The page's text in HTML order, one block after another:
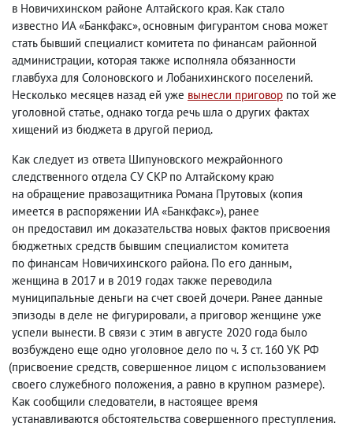
в Новичихинском районе Алтайского края. Как стало
известно ИА «Банкфакс», основным фигурантом снова может
стать бывший специалист комитета по финансам районной
администрации, которая также исполняла обязанности
главбуха для Солоновского и Лобанихинского поселений.
Несколько месяцев назад ей уже вынесли приговор по той же
уголовной статье, однако тогда речь шла о других фактах
хищений из бюджета в другой период.
Как следует из ответа Шипуновского межрайонного
следственного отдела СУ СКР по Алтайскому краю
на обращение правозащитника Романа Прутовых (копия
имеется в распоряжении ИА «Банкфакс»), ранее
он предоставил им доказательства новых фактов присвоения
бюджетных средств бывшим специалистом комитета
по финансам Новичихинского района. По его данным,
женщина в 2017 и в 2019 годах также переводила
муниципальные деньги на счет своей дочери. Ранее данные
эпизоды в деле не фигурировали, а приговор женщине уже
успели вынести. В связи с этим в августе 2020 года было
возбуждено еще одно уголовное дело по ч. 3 ст. 160 УК РФ
(присвоение средств, совершенное лицом с использованием
своего служебного положения, а равно в крупном размере).
Как сообщили следователи, в настоящее время
устанавливаются обстоятельства совершенного преступления.